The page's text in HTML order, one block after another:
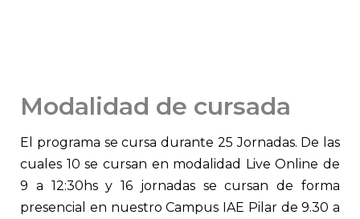
Modalidad de cursada
El programa se cursa durante 25 Jornadas. De las
cuales 10 se cursan en modalidad Live Online de
9 a 12:30hs y 16 jornadas se cursan de forma
presencial en nuestro Campus IAE Pilar de 9.30 a